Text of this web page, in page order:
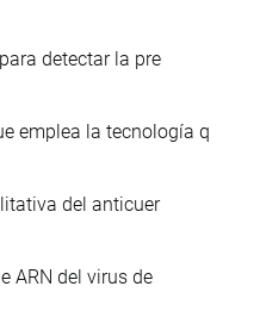
detectar la pre
emplea la tecnología q
del anticuer
ARN del virus de